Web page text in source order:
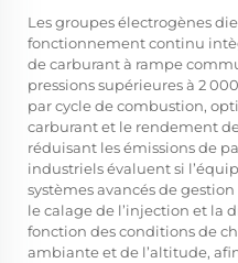
Les groupes électrogènes
fonctionnement continu
de carburant à rampe
pressions supérieures à 2
par cycle de combustion,
carburant et le rendement
réduisant les émissions de
industriels évaluent si
systèmes avancés de
le calage de l’injection et la
fonction des conditions de
ambiante et de l’altitude,